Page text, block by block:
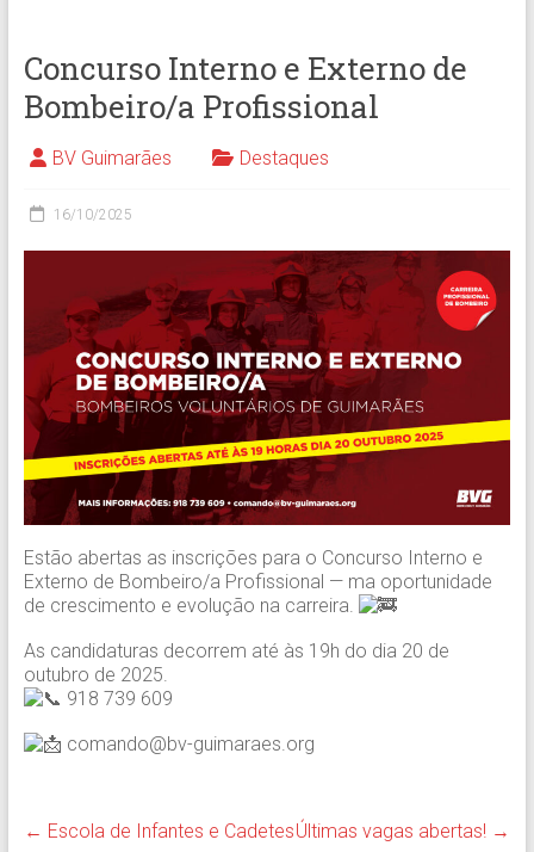
Concurso Interno e Externo de
Bombeiro/a Profissional
BV Guimarães Destaques
16/10/2025
Estão abertas as inscrições para o Concurso Interno e
Externo de Bombeiro/a Profissional — ma oportunidade
de crescimento e evolução na carreira.
As candidaturas decorrem até às 19h do dia 20 de
outubro de 2025.
918 739 609
comando@bv-guimaraes.org
← Escola de Infantes e CadetesÚltimas vagas abertas! →